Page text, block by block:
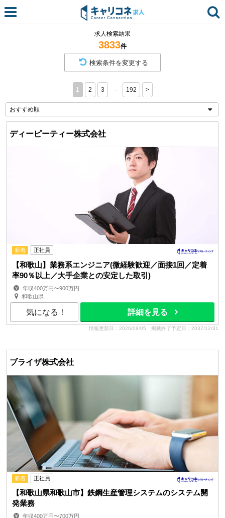
求人検索結果
3833件
検索条件を変更する
1 2 3 192 >
ディーピーティー株式会社
新着 正社員
【和歌山】業務系エンジニア(微経験歓迎／面接1回／定着
率90％以上／大手企業との安定した取引)
年収400万円〜900万円
和歌山県
気になる！ 詳細を見る
情報更新日：2026/08/05 掲載終了予定日：2037/12/31
ブライザ株式会社
新着 正社員
【和歌山県和歌山市】鉄鋼生産管理システムのシステム開
発業務
年収400万円〜700万円